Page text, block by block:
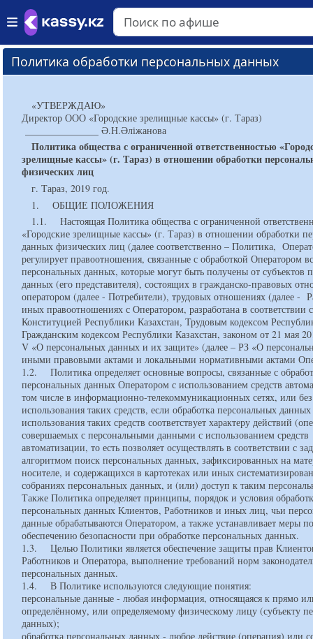
Политика обработки персональных данных
«УТВЕРЖДАЮ»
Директор ООО «Городские зрелищные кассы» (г. Тараз)
_______________ Ә.Н.Әліжанова
Политика общества с ограниченной ответственностью
зрелищные кассы» (г. Тараз) в отношении обработки
физических лиц
г. Тараз, 2019 год.
1. ОБЩИЕ ПОЛОЖЕНИЯ
1.1. Настоящая Политика общества с ограниченной
«Городские зрелищные кассы» (г. Тараз) в отношении обработки
данных физических лиц (далее соответственно – Политика,
регулирует правоотношения, связанные с обработкой Оператором
персональных данных, которые могут быть получены от субъектов
данных (его представителя), состоящих в гражданско-правовых
оператором (далее - Потребители), трудовых отношениях (далее -
иных правоотношениях с Оператором, разработана в соответствии с
Конституцией Республики Казахстан, Трудовым кодексом
Гражданским кодексом Республики Казахстан, законом от 21 мая
V «О персональных данных и их защите» (далее – РЗ «О
иными правовыми актами и локальными нормативными актами
1.2. Политика определяет основные вопросы, связанные с
персональных данных Оператором с использованием средств
том числе в информационно-телекоммуникационных сетях, или без
использования таких средств, если обработка персональных данных
использования таких средств соответствует характеру действий
совершаемых с персональными данными с использованием средств
автоматизации, то есть позволяет осуществлять в соответствии с
алгоритмом поиск персональных данных, зафиксированных на
носителе, и содержащихся в картотеках или иных
собраниях персональных данных, и (или) доступ к таким
Также Политика определяет принципы, порядок и условия
персональных данных Клиентов, Работников и иных лиц, чьи
данные обрабатываются Оператором, а также устанавливает меры
обеспечению безопасности при обработке персональных данных.
1.3. Целью Политики является обеспечение защиты прав
Работников и Оператора, выполнение требований норм
персональных данных.
1.4. В Политике используются следующие понятия:
персональные данные - любая информация, относящаяся к прямо
определённому, или определяемому физическому лицу (субъекту
данных);
обработка персональных данных - любое действие (операция) или